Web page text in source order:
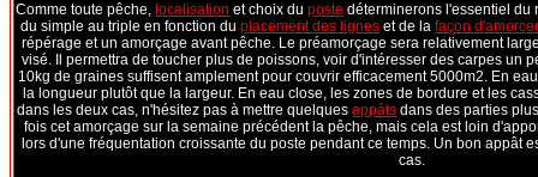
Comme toute pêche, localisation et choix duposte déterminerons l'essentiel du
du simple au triple en fonction duplacement des lignes et de lafaçon
répérage et un amorçage avant pêche. Le préamorçage sera relativement
visé. Il permettra de toucher plus de poissons, voir d'intéresser des carpes un
10kg de graines suffisent amplement pour couvrir efficacement 5000m2. En
la longueur plutôt que la largeur. En eau close, les zones de bordure et les
dans les deux cas, n'hésitez pas à mettre quelquesappâts dans des parties
fois cet amorçage sur la semaine précédent la pêche, mais cela est loin
lors d'une fréquentation croissante du poste pendant ce temps. Un bon appât
cas.